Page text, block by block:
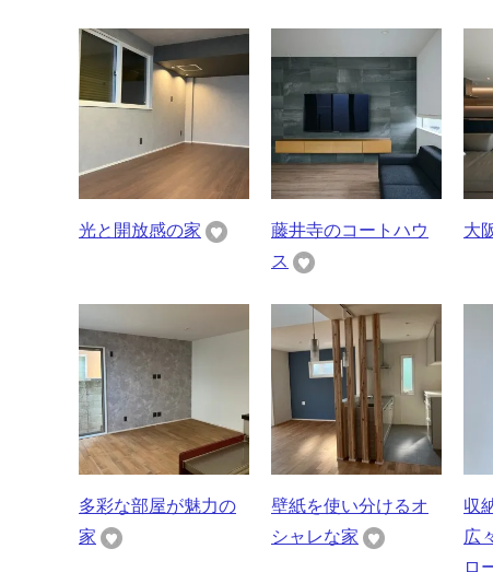
光と開放感の家
藤井寺のコートハウ
ス
大
多彩な部屋が魅力の
家
壁紙を使い分けるオ
シャレな家
収
広
ロ